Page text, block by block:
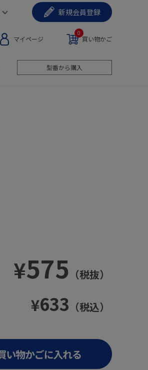
新規会員登録
マイページ 買い物かご
0
型番から購入
¥575 （税抜）
¥633 （税込）